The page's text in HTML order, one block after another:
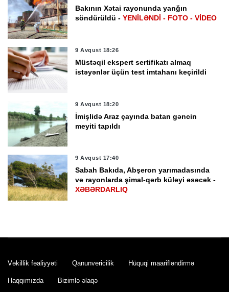
Bakının Xətai rayonunda yanğın
söndürüldü -YENİLƏNDİ - FOTO - VİDEO
9 Avqust 18:26
Müstəqil ekspert sertifikatı almaq
istəyənlər üçün test imtahanı keçirildi
9 Avqust 18:20
İmişlidə Araz çayında batan gəncin
meyiti tapıldı
9 Avqust 17:40
Sabah Bakıda, Abşeron yarımadasında
və rayonlarda şimal-qərb küləyi əsəcək -
XƏBƏRDARLIQ
9 Avqust 15:56
İstirahət zonalarında polisin fasiləsiz
Vəkillik fəaliyyəti Qanunvericilik Hüquqi maarifləndirmə
Haqqımızda Bizimlə əlaqə